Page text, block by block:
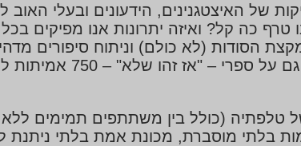
של האיצטגנינים, הידעונים ובעלי
טרף כה קל? ואיזה יתרונות אנו מפיקים
מקצת הסודות (לא כולם) וניתוח
מאחוריהם. כולל
טלפתיה (כולל בין משתתפים תמימים
בלתי מוסברת, מכונת אמת בלתי ניתנת